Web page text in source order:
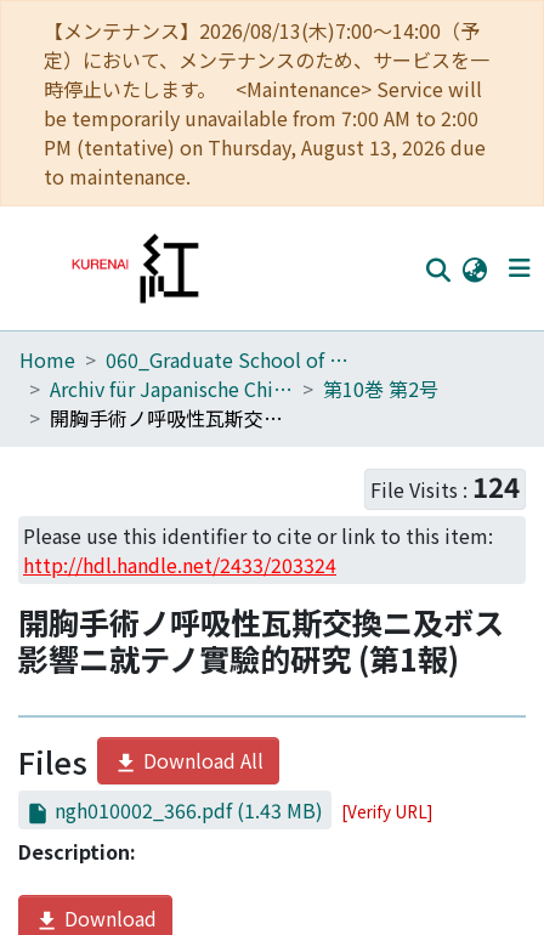
【メンテナンス】2026/08/13(木)7:00～14:00（予
定）において、メンテナンスのため、サービスを一
時停止いたします。 <Maintenance> Service will
be temporarily unavailable from 7:00 AM to 2:00
PM (tentative) on Thursday, August 13, 2026 due
to maintenance.
Home
Communities
Access Statistics
Library Network
Home
060_Graduate School of Medicine
Archiv für Japanische Chirurgie
第10巻 第2号
開胸手術ノ呼吸性瓦斯交換ニ及ボス影響ニ就テノ實驗的硏究 (第1報)
File Visits : 124
Please use this identifier to cite or link to this item:
http://hdl.handle.net/2433/203324
開胸手術ノ呼吸性瓦斯交換ニ及ボス
影響ニ就テノ實驗的硏究 (第1報)
Files
Download All
ngh010002_366.pdf(1.43 MB) [Verify URL]
Description:
Download